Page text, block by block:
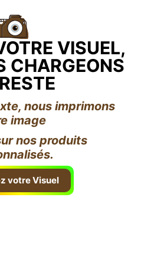
VISUEL,
CHARGEONS
nous imprimons
image
nos produits
votre Visuel